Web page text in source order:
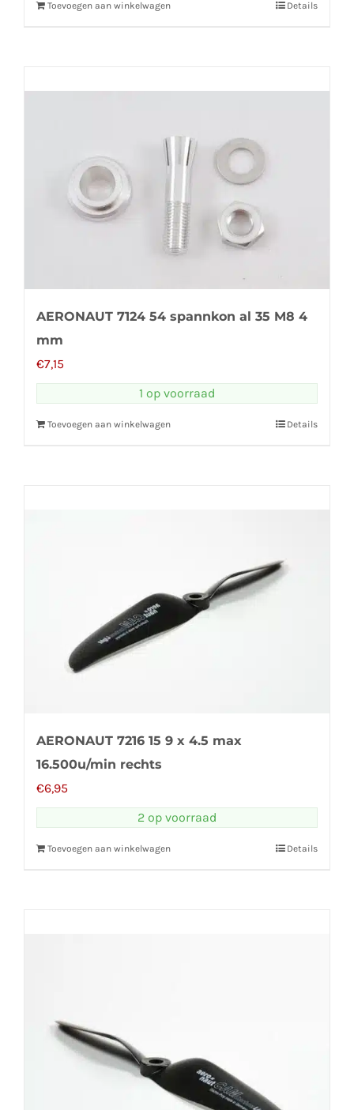
Toevoegen aan winkelwagen Details
AERONAUT 7124 54 spannkon al 35 M8 4
mm
€7,15
1 op voorraad
Toevoegen aan winkelwagen Details
AERONAUT 7216 15 9 x 4.5 max
16.500u/min rechts
€6,95
2 op voorraad
Toevoegen aan winkelwagen Details